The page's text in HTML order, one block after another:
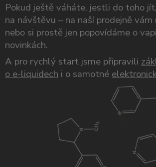
Pokud ještě váháte, jestli do toho
na návštěvu – na naší prodejně vám
nebo si prostě jen popovídáme o
novinkách.
A pro rychlý start jsme připravili
o e-liquidech i o samotné